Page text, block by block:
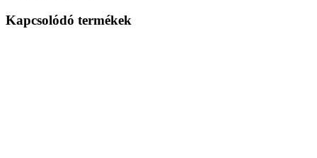
Kapcsolódó termékek